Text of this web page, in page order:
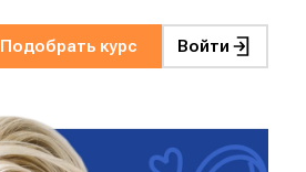
Подобрать курс Войти